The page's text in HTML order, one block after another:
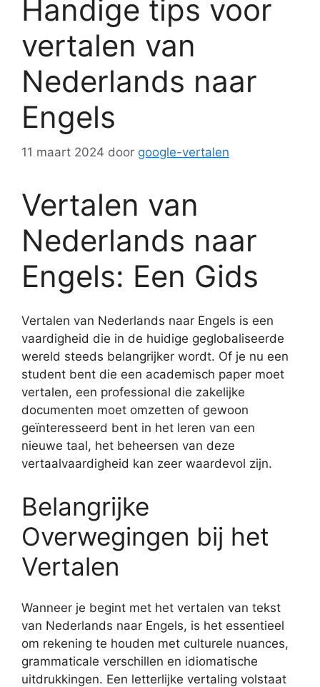
Handige tips voor
vertalen van
Nederlands naar
Engels
11 maart 2024 door google-vertalen
Vertalen van
Nederlands naar
Engels: Een Gids
Vertalen van Nederlands naar Engels is een
vaardigheid die in de huidige geglobaliseerde
wereld steeds belangrijker wordt. Of je nu een
student bent die een academisch paper moet
vertalen, een professional die zakelijke
documenten moet omzetten of gewoon
geïnteresseerd bent in het leren van een
nieuwe taal, het beheersen van deze
vertaalvaardigheid kan zeer waardevol zijn.
Belangrijke
Overwegingen bij het
Vertalen
Wanneer je begint met het vertalen van tekst
van Nederlands naar Engels, is het essentieel
om rekening te houden met culturele nuances,
grammaticale verschillen en idiomatische
uitdrukkingen. Een letterlijke vertaling volstaat